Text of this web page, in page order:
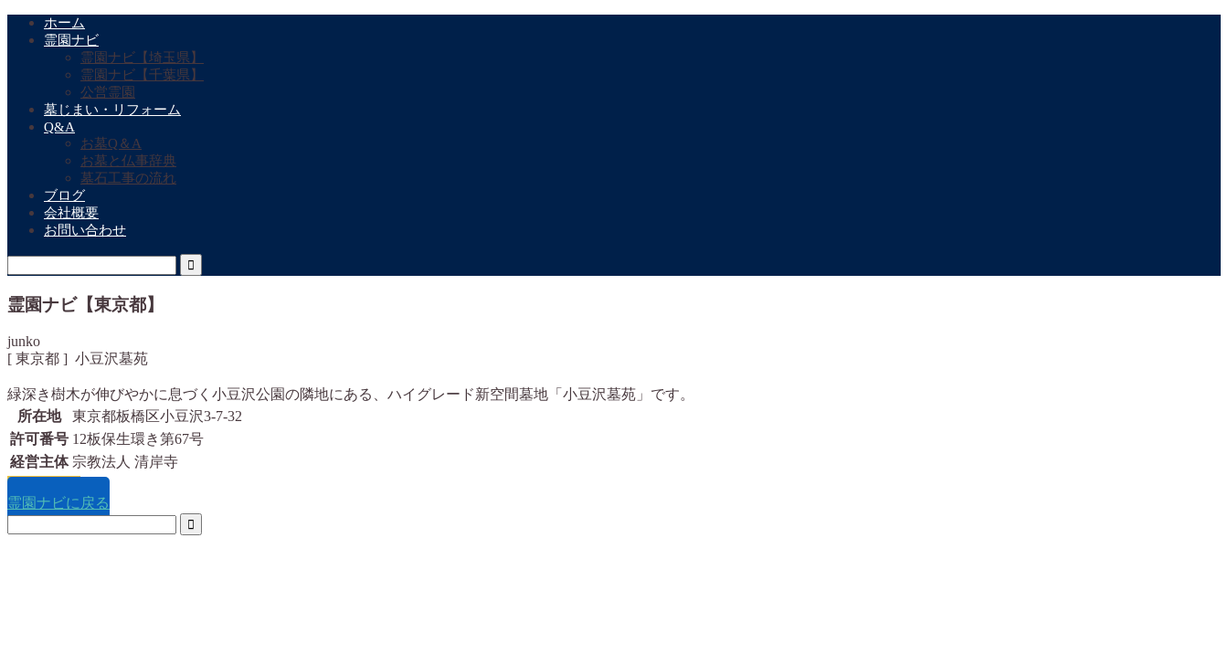
ホーム
霊園ナビ
霊園ナビ【埼玉県】
霊園ナビ【千葉県】
公営霊園
墓じまい・リフォーム
Q&A
お墓Q＆A
お墓と仏事辞典
墓石工事の流れ
ブログ
会社概要
お問い合わせ
霊園ナビ【東京都】
junko
[ 東京都 ] 小豆沢墓苑
緑深き樹木が伸びやかに息づく小豆沢公園の隣地にある、ハイグレード新空間墓地「小豆沢墓苑」です。
所在地
東京都板橋区小豆沢3-7-32
許可番号 12板保生環き第67号
経営主体 宗教法人 清岸寺
詳細ページ
霊園ナビに戻る